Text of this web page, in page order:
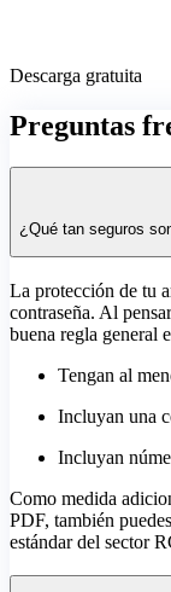
Descarga gratuita
Preguntas
¿Qué tan seguros
La protección de tu
contraseña. Al
buena regla general
Tengan al
Incluyan una
Incluyan
Como medida
PDF, también
estándar del sector